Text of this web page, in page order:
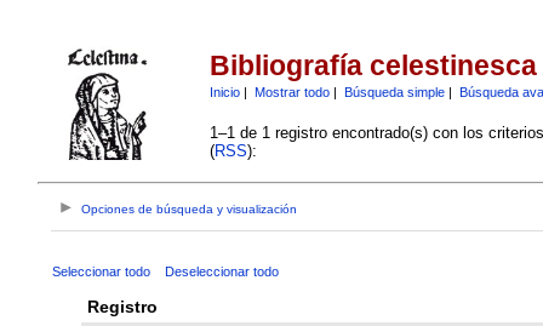
Bibliografía celestinesca
Inicio| Mostrar todo| Búsqueda simple| Búsqueda
1–1 de 1 registro encontrado(s) con los
(RSS):
Opciones de búsqueda y visualización
Seleccionar todo Deseleccionar todo
Registro